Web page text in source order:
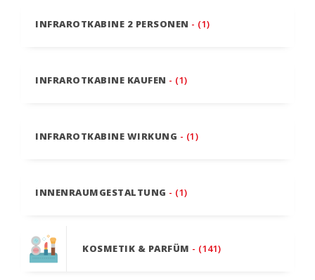
INFRAROTKABINE 2 PERSONEN - (1)
INFRAROTKABINE KAUFEN - (1)
INFRAROTKABINE WIRKUNG - (1)
INNENRAUMGESTALTUNG - (1)
KOSMETIK & PARFÜM - (141)